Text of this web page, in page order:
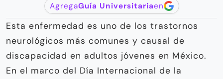
AgregaGuía Universitariaen
Esta enfermedad es uno de los trastornos
neurológicos más comunes y causal de
discapacidad en adultos jóvenes en México.
En el marco del Día Internacional de la